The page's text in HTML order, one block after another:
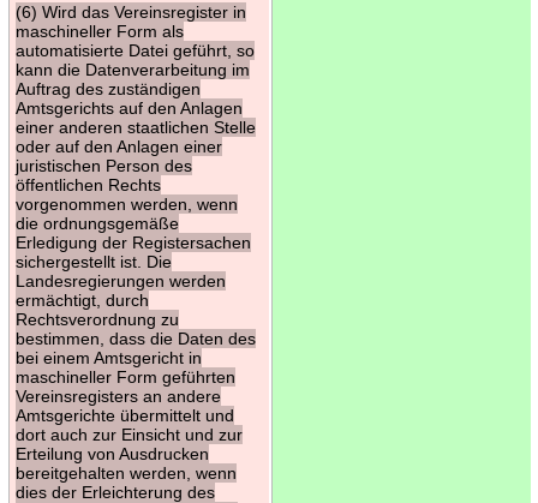
(6) Wird das Vereinsregister in
maschineller Form als
automatisierte Datei geführt, so
kann die Datenverarbeitung im
Auftrag des zuständigen
Amtsgerichts auf den Anlagen
einer anderen staatlichen Stelle
oder auf den Anlagen einer
juristischen Person des
öffentlichen Rechts
vorgenommen werden, wenn
die ordnungsgemäße
Erledigung der Registersachen
sichergestellt ist. Die
Landesregierungen werden
ermächtigt, durch
Rechtsverordnung zu
bestimmen, dass die Daten des
bei einem Amtsgericht in
maschineller Form geführten
Vereinsregisters an andere
Amtsgerichte übermittelt und
dort auch zur Einsicht und zur
Erteilung von Ausdrucken
bereitgehalten werden, wenn
dies der Erleichterung des